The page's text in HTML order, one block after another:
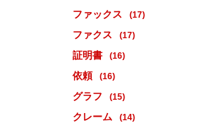
ファックス (17)
ファクス (17)
証明書 (16)
依頼 (16)
グラフ (15)
クレーム (14)